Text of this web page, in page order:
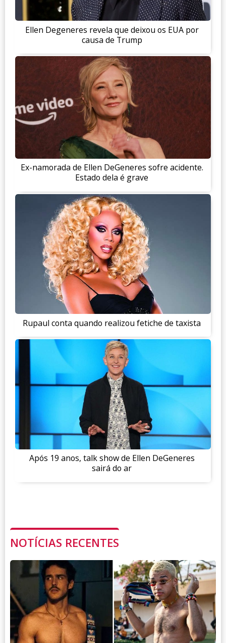
Ellen Degeneres revela que deixou os EUA por
causa de Trump
Ex-namorada de Ellen DeGeneres sofre acidente.
Estado dela é grave
Rupaul conta quando realizou fetiche de taxista
Após 19 anos, talk show de Ellen DeGeneres
sairá do ar
NOTÍCIAS RECENTES